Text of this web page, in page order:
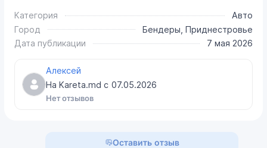
Категория
Авто
Город
Бендеры, Приднестровье
Дата публикации
7 мая 2026
Алексей
На Kareta.md с 07.05.2026
Нет отзывов
Оставить отзыв